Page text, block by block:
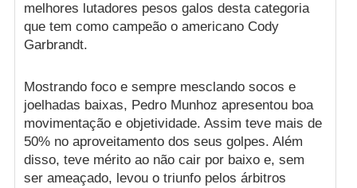
melhores lutadores pesos galos desta categoria
que tem como campeão o americano Cody
Garbrandt.
Mostrando foco e sempre mesclando socos e
joelhadas baixas, Pedro Munhoz apresentou boa
movimentação e objetividade. Assim teve mais de
50% no aproveitamento dos seus golpes. Além
disso, teve mérito ao não cair por baixo e, sem
ser ameaçado, levou o triunfo pelos árbitros